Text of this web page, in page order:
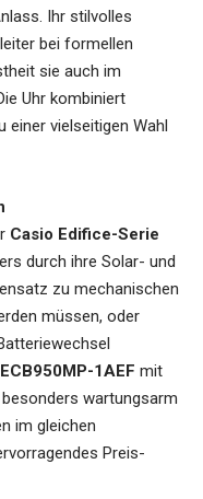
Ihr stilvolles
bei formellen
sie auch im
Uhr kombiniert
einer vielseitigen Wahl
Casio Edifice-Serie
durch ihre Solar- und
zu mechanischen
müssen, oder
1AEF mit
wartungsarm
im gleichen
Preis-